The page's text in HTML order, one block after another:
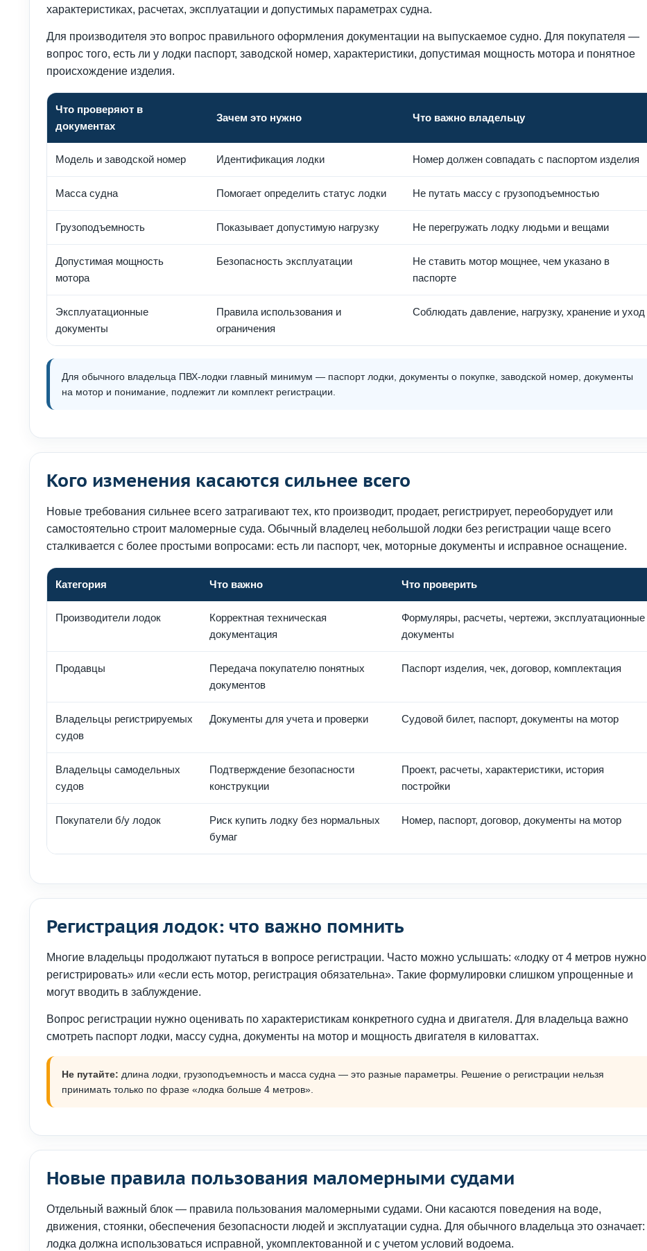
характеристиках, расчетах, эксплуатации и допустимых параметрах судна.
Для производителя это вопрос правильного оформления документации на выпускаемое судно. Для покупателя —
вопрос того, есть ли у лодки паспорт, заводской номер, характеристики, допустимая мощность мотора и понятное
происхождение изделия.
Что проверяют в
документах
Зачем это нужно Что важно владельцу
Модель и заводской номер Идентификация лодки Номер должен совпадать с паспортом изделия
Масса судна Помогает определить статус лодки Не путать массу с грузоподъемностью
Грузоподъемность Показывает допустимую нагрузку Не перегружать лодку людьми и вещами
Допустимая мощность
мотора
Безопасность эксплуатации
Не ставить мотор мощнее, чем указано в
паспорте
Эксплуатационные
документы
Правила использования и
ограничения
Соблюдать давление, нагрузку, хранение и уход
Для обычного владельца ПВХ-лодки главный минимум — паспорт лодки, документы о покупке, заводской номер, документы
на мотор и понимание, подлежит ли комплект регистрации.
Кого изменения касаются сильнее всего
Новые требования сильнее всего затрагивают тех, кто производит, продает, регистрирует, переоборудует или
самостоятельно строит маломерные суда. Обычный владелец небольшой лодки без регистрации чаще всего
сталкивается с более простыми вопросами: есть ли паспорт, чек, моторные документы и исправное оснащение.
Категория Что важно Что проверить
Производители лодок
Корректная техническая
документация
Формуляры, расчеты, чертежи, эксплуатационные
документы
Продавцы
Передача покупателю понятных
документов
Паспорт изделия, чек, договор, комплектация
Владельцы регистрируемых
судов
Документы для учета и проверки Судовой билет, паспорт, документы на мотор
Владельцы самодельных
судов
Подтверждение безопасности
конструкции
Проект, расчеты, характеристики, история
постройки
Покупатели б/у лодок
Риск купить лодку без нормальных
бумаг
Номер, паспорт, договор, документы на мотор
Регистрация лодок: что важно помнить
Многие владельцы продолжают путаться в вопросе регистрации. Часто можно услышать: «лодку от 4 метров нужно
регистрировать» или «если есть мотор, регистрация обязательна». Такие формулировки слишком упрощенные и
могут вводить в заблуждение.
Вопрос регистрации нужно оценивать по характеристикам конкретного судна и двигателя. Для владельца важно
смотреть паспорт лодки, массу судна, документы на мотор и мощность двигателя в киловаттах.
Не путайте: длина лодки, грузоподъемность и масса судна — это разные параметры. Решение о регистрации нельзя
принимать только по фразе «лодка больше 4 метров».
Новые правила пользования маломерными судами
Отдельный важный блок — правила пользования маломерными судами. Они касаются поведения на воде,
движения, стоянки, обеспечения безопасности людей и эксплуатации судна. Для обычного владельца это означает:
лодка должна использоваться исправной, укомплектованной и с учетом условий водоема.